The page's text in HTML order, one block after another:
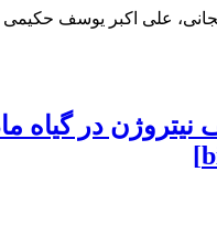
علی اکبر یوسف حکیمی